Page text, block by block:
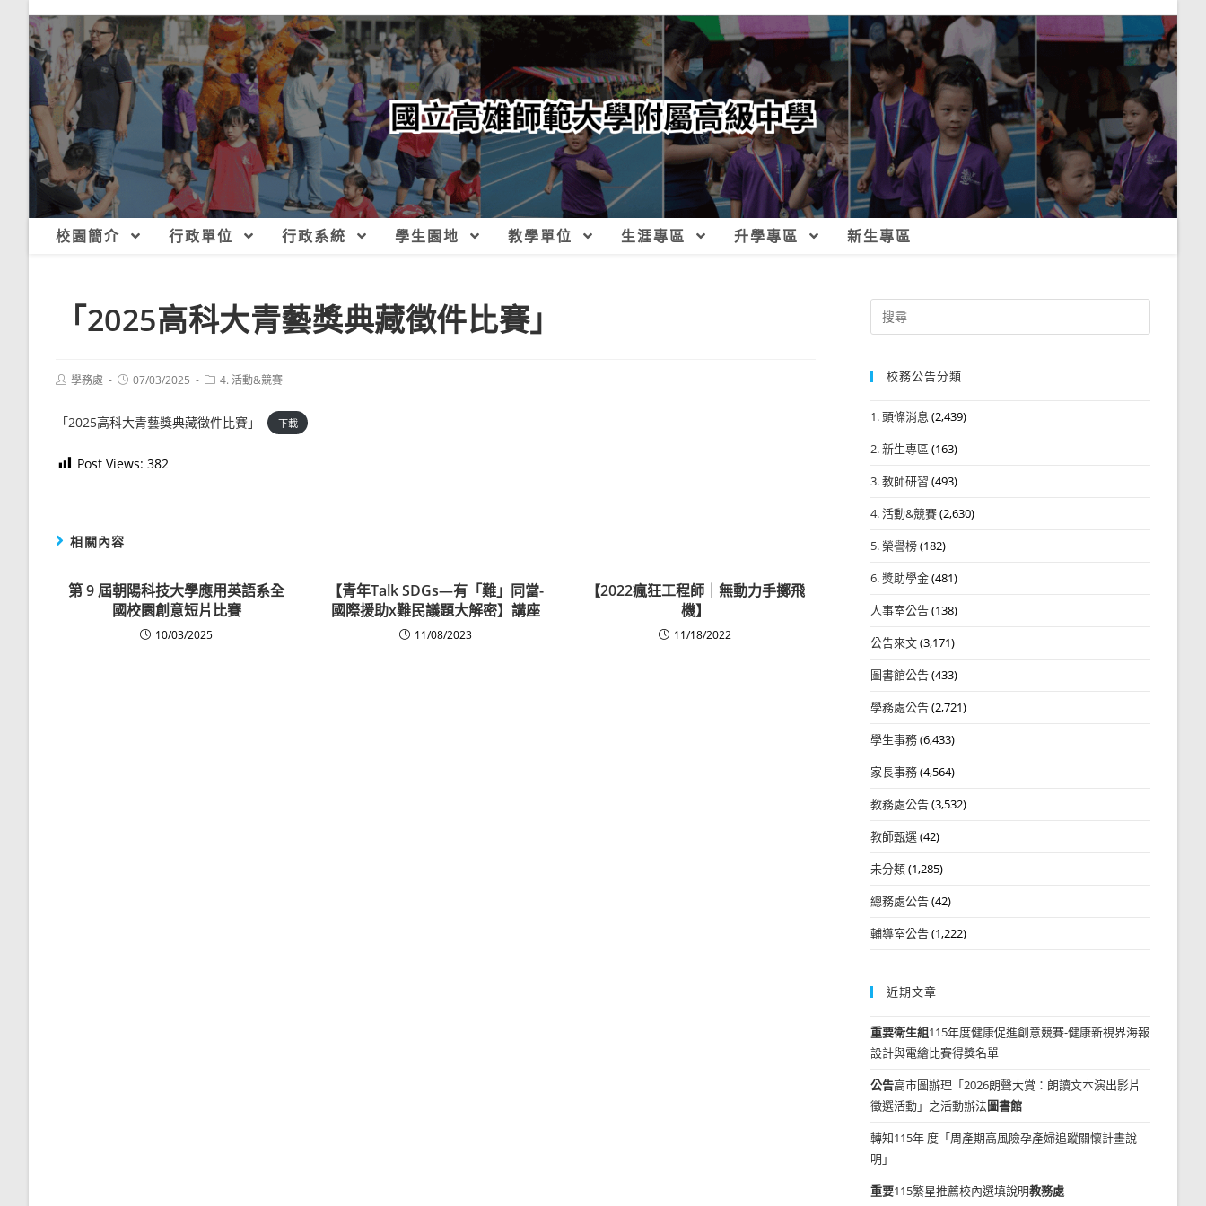
校園簡介 行政單位 行政系統 學生園地 教學單位 生涯專區 升學專區 新生專區
「2025高科大青藝獎典藏徵件比賽」
Post學務處
Post07/03/2025
Post4. 活動&競賽
「2025高科大青藝獎典藏徵件比賽」 下載
Post Views: 382
相關內容
第 9 屆朝陽科技大學應用英語系全
國校園創意短片比賽
10/03/2025
【青年Talk SDGs—有「難」同當-
國際援助x難民議題大解密】講座
11/08/2023
【2022瘋狂工程師｜無動力手擲飛
機】
11/18/2022
Search
for:
校務公告分類
1. 頭條消息 (2,439)
2. 新生專區 (163)
3. 教師研習 (493)
4. 活動&競賽(2,630)
5. 榮譽榜(182)
6. 獎助學金(481)
人事室公告(138)
公告來文(3,171)
圖書館公告(433)
學務處公告(2,721)
學生事務(6,433)
家長事務(4,564)
教務處公告(3,532)
教師甄選(42)
未分類(1,285)
總務處公告(42)
輔導室公告(1,222)
近期文章
重要衛生組115年度健康促進創意競賽-健康新視界海報
設計與電繪比賽得獎名單
公告高市圖辦理「2026朗聲大賞：朗讀文本演出影片
徵選活動」之活動辦法圖書館
轉知115年 度「周產期高風險孕產婦追蹤關懷計畫說
明」
重要115繁星推薦校內選填說明教務處